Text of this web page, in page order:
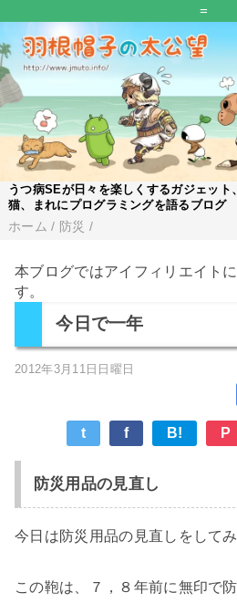
=
うつ病SEが日々を楽しくするガジェット
猫、まれにプログラミングを語るブログ
ホーム / 防災 /
本ブログではアイフィリエイト
す。
今日で一年
2012年3月11日日曜日
t f B! P
防災用品の見直し
今日は防災用品の見直しをしてみ
この鞄は、７，８年前に無印で